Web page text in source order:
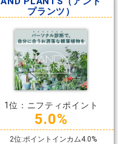
プランツ）
1位：ニフティポイント
5.0%
2位:ポイントインカム4.0%